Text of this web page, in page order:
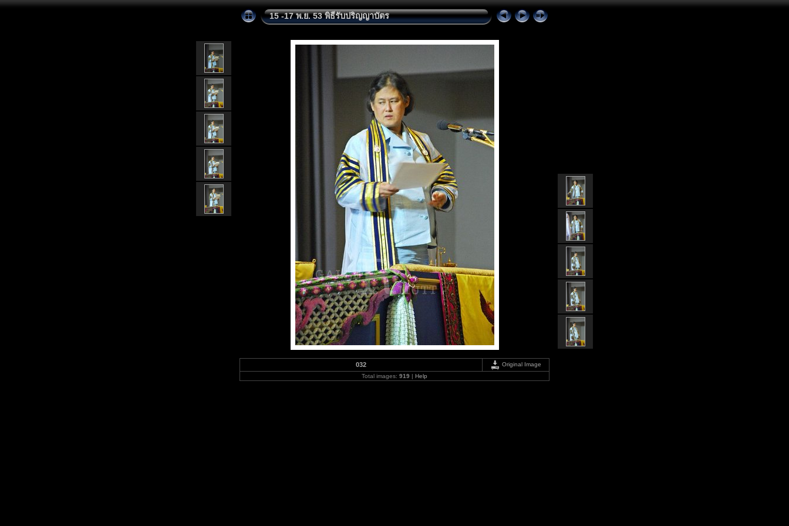
15 -17 พ.ย. 53 พิธีรับปริญญาบัตร
032
Original Image
Total images: 919 | Help